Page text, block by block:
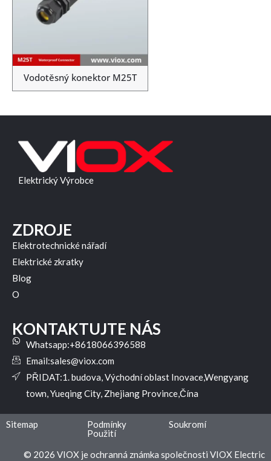
Vodotěsný konektor M25T
Elektrický Výrobce
ZDROJE
Elektrotechnické nářadí
Elektrické zkratky
Blog
O
KONTAKTUJTE NÁS
Whatsapp:+8618066396588
Email:sales@viox.com
PŘIDAT:1. budova, Východní oblast Inovace,Wengyang
town, Yueqing City, Zhejiang Province,Čína
Sitemap
Podmínky
Použití
Soukromí
© 2026 VIOX je ochranná známka společnosti VIOX Electric